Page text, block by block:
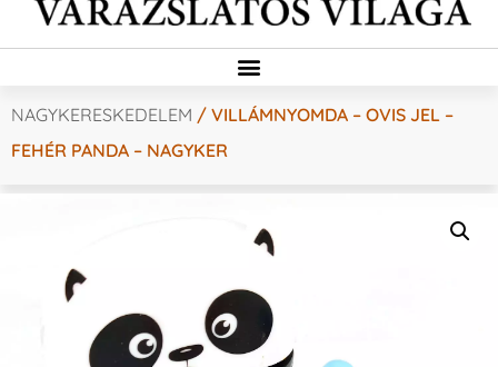
NAGYKERESKEDELEM / VILLÁMNYOMDA – OVIS JEL –
FEHÉR PANDA – NAGYKER